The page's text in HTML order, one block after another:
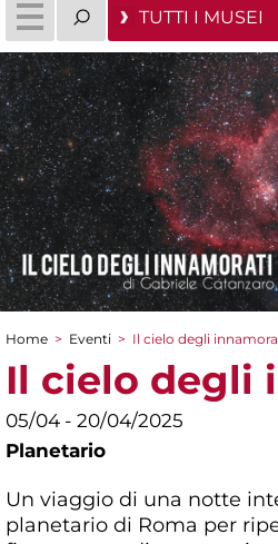
TUTTI I MUSEI
Tu sei qui
Home > Eventi > Il cielo degli
Il cielo degli
05/04 - 20/04/2025
Planetario
Un viaggio di una notte
planetario di Roma per